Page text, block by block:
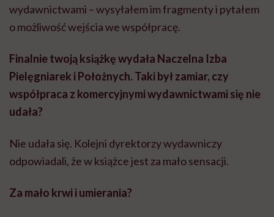
wydawnictwami – wysyłałem im fragmenty i pytałem
o możliwość wejścia we współpracę.
Finalnie twoją książkę wydała Naczelna Izba
Pielęgniarek i Położnych. Taki był zamiar, czy
współpraca z komercyjnymi wydawnictwami się nie
udała?
Nie udała się. Kolejni dyrektorzy wydawniczy
odpowiadali, że w książce jest za mało sensacji.
Za mało krwi i umierania?